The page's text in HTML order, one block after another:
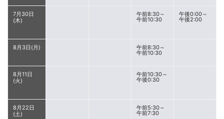
7月30日
(木)
午前8:30～
午前10:30
午後0:00～
午後2:00
8月3日(月) 午前8:30～
午前10:30
8月11日
(火)
午前10:30～
午後0:30
8月22日
(土)
午前5:30～
午前7:30